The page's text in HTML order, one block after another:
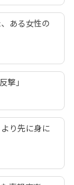
ある女性の
撃」
り先に身に